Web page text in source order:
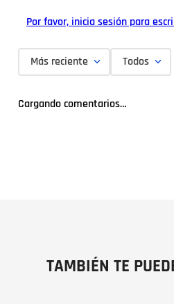
Por favor, inicia sesión para
Más reciente Todos
Cargando comentarios…
TAMBIÉN TE